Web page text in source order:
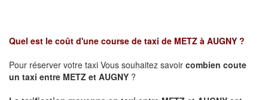
Quel est le coût d'une course de taxi de METZ à AUGNY ?
Pour réserver votre taxi Vous souhaitez savoir combien coute
un taxi entre METZ et AUGNY ?